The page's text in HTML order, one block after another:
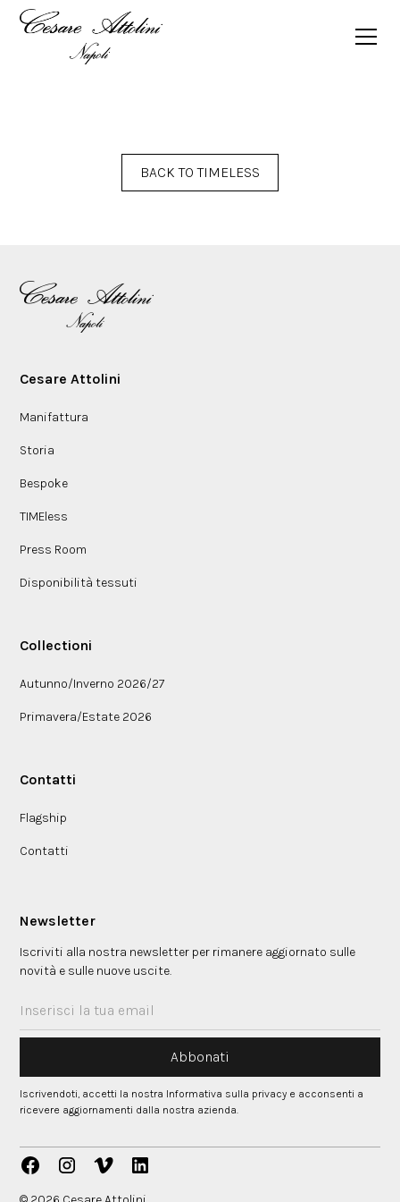
FALL WINTER 2015/2016 TIMELESS MAGAZINE
BACK TO TIMELESS
Cesare Attolini
Manifattura
Storia
Bespoke
TIMEless
Press Room
Disponibilità tessuti
Collectioni
Autunno/Inverno 2026/27
Primavera/Estate 2026
Contatti
Flagship
Contatti
Newsletter
Iscriviti alla nostra newsletter per rimanere aggiornato sulle
novità e sulle nuove uscite.
Iscrivendoti, accetti la nostra Informativa sulla privacy e acconsenti a
ricevere aggiornamenti dalla nostra azienda.